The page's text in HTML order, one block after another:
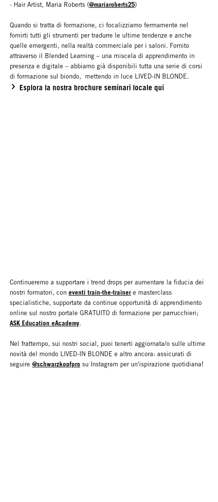
- Hair Artist, Maria Roberts (@mariaroberts25)
Quando si tratta di formazione, ci focalizziamo fermamente nel
fornirti tutti gli strumenti per tradurre le ultime tendenze e anche
quelle emergenti, nella realtà commerciale per i saloni. Fornito
attraverso il Blended Learning – una miscela di apprendimento in
presenza e digitale – abbiamo già disponibili tutta una serie di corsi
di formazione sul biondo, mettendo in luce LIVED-IN BLONDE.
Esplora la nostra brochure seminari locale qui
Continueremo a supportare i trend drops per aumentare la fiducia dei
nostri formatori, con eventi train-the-trainer e masterclass
specialistiche, supportate da continue opportunità di apprendimento
online sul nostro portale GRATUITO di formazione per parrucchieri;
ASK Education eAcademy.
Nel frattempo, sui nostri social, puoi tenerti aggiornata/o sulle ultime
novità del mondo LIVED-IN BLONDE e altro ancora: assicurati di
seguire @schwarzkopfpro su Instagram per un'ispirazione quotidiana!